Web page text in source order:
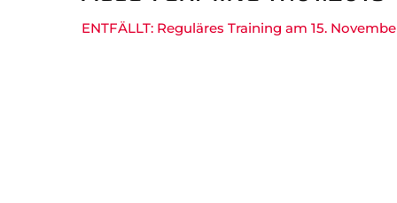
ENTFÄLLT: Reguläres Training am 15.
Gesundheitssport